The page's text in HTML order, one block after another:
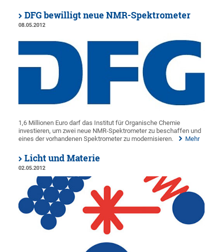
DFG bewilligt neue NMR-Spektrometer
08.05.2012
1,6 Millionen Euro darf das Institut für Organische Chemie
investieren, um zwei neue NMR-Spektrometer zu beschaffen und
eines der vorhandenen Spektrometer zu modernisieren.
Mehr
Licht und Materie
02.05.2012